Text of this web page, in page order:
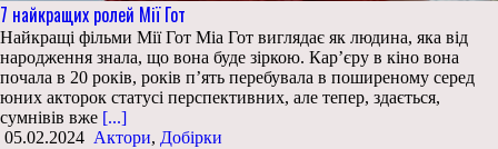
7 найкращих ролей Мії Гот
Найкращі фільми Мії Гот Міа Гот виглядає як людина, яка від
народження знала, що вона буде зіркою. Кар’єру в кіно вона
почала в 20 років, років п’ять перебувала в поширеному серед
юних акторок статусі перспективних, але тепер, здається,
сумнівів вже [...]
05.02.2024 Актори, Добірки